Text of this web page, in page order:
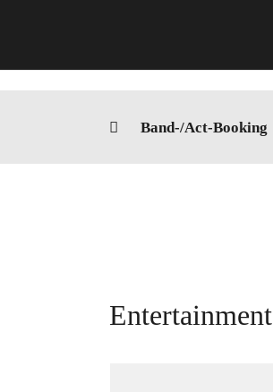
Band-/Act-Booking
Entertainment